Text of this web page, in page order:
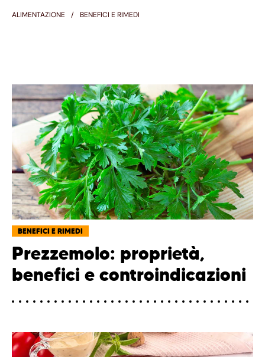
ALIMENTAZIONE BENEFICI E RIMEDI
BENEFICI E RIMEDI
Prezzemolo: proprietà,
benefici e controindicazioni